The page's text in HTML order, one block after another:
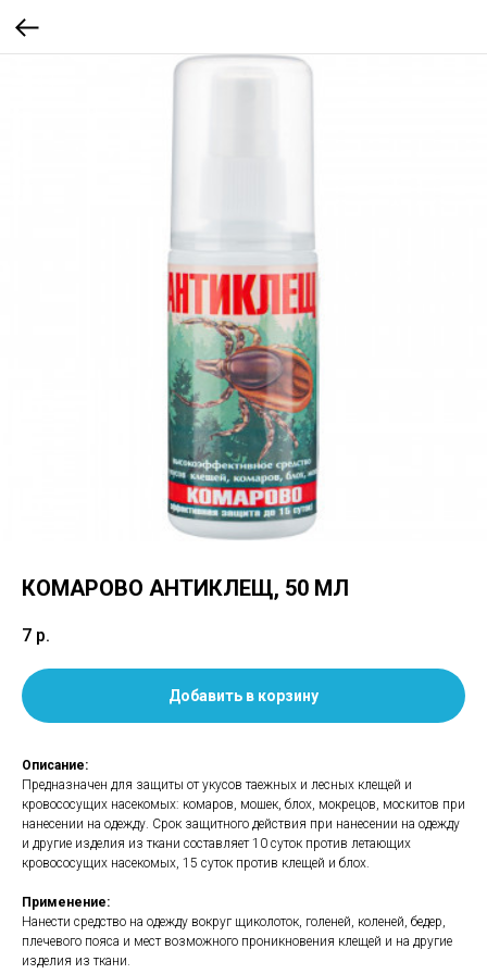
КОМАРОВО АНТИКЛЕЩ, 50 МЛ
7 р.
Добавить в корзину
Описание:
Предназначен для защиты от укусов таежных и лесных клещей и
кровососущих насекомых: комаров, мошек, блох, мокрецов, москитов при
нанесении на одежду. Срок защитного действия при нанесении на одежду
и другие изделия из ткани составляет 10 суток против летающих
кровососущих насекомых, 15 суток против клещей и блох.
Применение:
Нанести средство на одежду вокруг щиколоток, голеней, коленей, бедер,
плечевого пояса и мест возможного проникновения клещей и на другие
изделия из ткани.